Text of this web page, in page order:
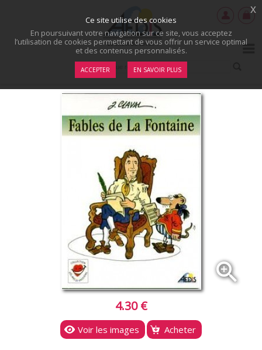
zoom_in
4.30 €
Voir les images Acheter
Ce site utilise des cookies
En poursuivant votre navigation sur ce site, vous acceptez
l’utilisation de cookies permettant de vous offrir un service optimal
et des contenus personnalisés.
ACCEPTER EN SAVOIR PLUS
x